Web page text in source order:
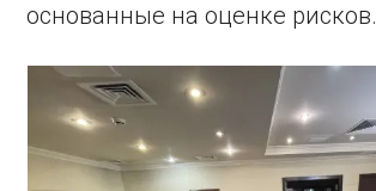
основанные на оценке рисков.